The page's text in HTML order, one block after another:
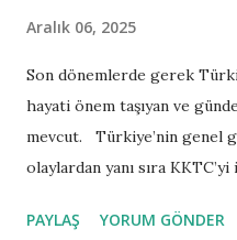
Türkiye Cumhuriyeti
Aralık 06, 2025
Son dönemlerde gerek
hayati önem taşıyan ve
mevcut. Türkiye’nin genel
olaylardan yanı sıra
gerçekleşen ve tüm
PAYLAŞ YORUM GÖNDER